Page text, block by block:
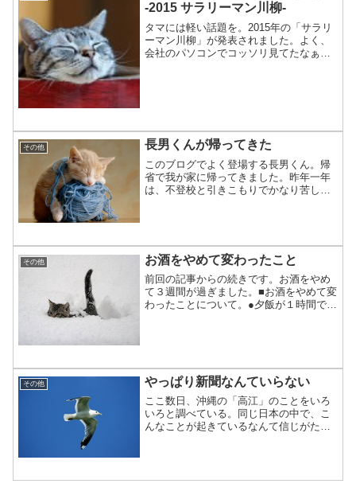
-2015 サラリーマン川柳-
タマには軽い話題を。2015年の「サラリ
ーマン川柳」が発表されました。よく、
会社のパソコンでコッソリ見てたなぁ、
その他 長男くんが帰ってきた
このブログでよく登場する長男くん。帰
省で我が家に帰ってきました。昨年一年
は、不登校と引きこもりでかなり苦しい
その他 お酒をやめて変わったこと
前回の記事からの続きです。お酒をやめ
て３週間が過ぎました。■お酒をやめて変
わったことについて。●夕飯が１時間で終
その他 やっぱり新聞なんていらない
ここ数日、沖縄の「高江」のことをいろ
いろと調べている。同じ日本の中で、こ
んなことが起きているなんて信じがた
経ニュース、読売オンライン...